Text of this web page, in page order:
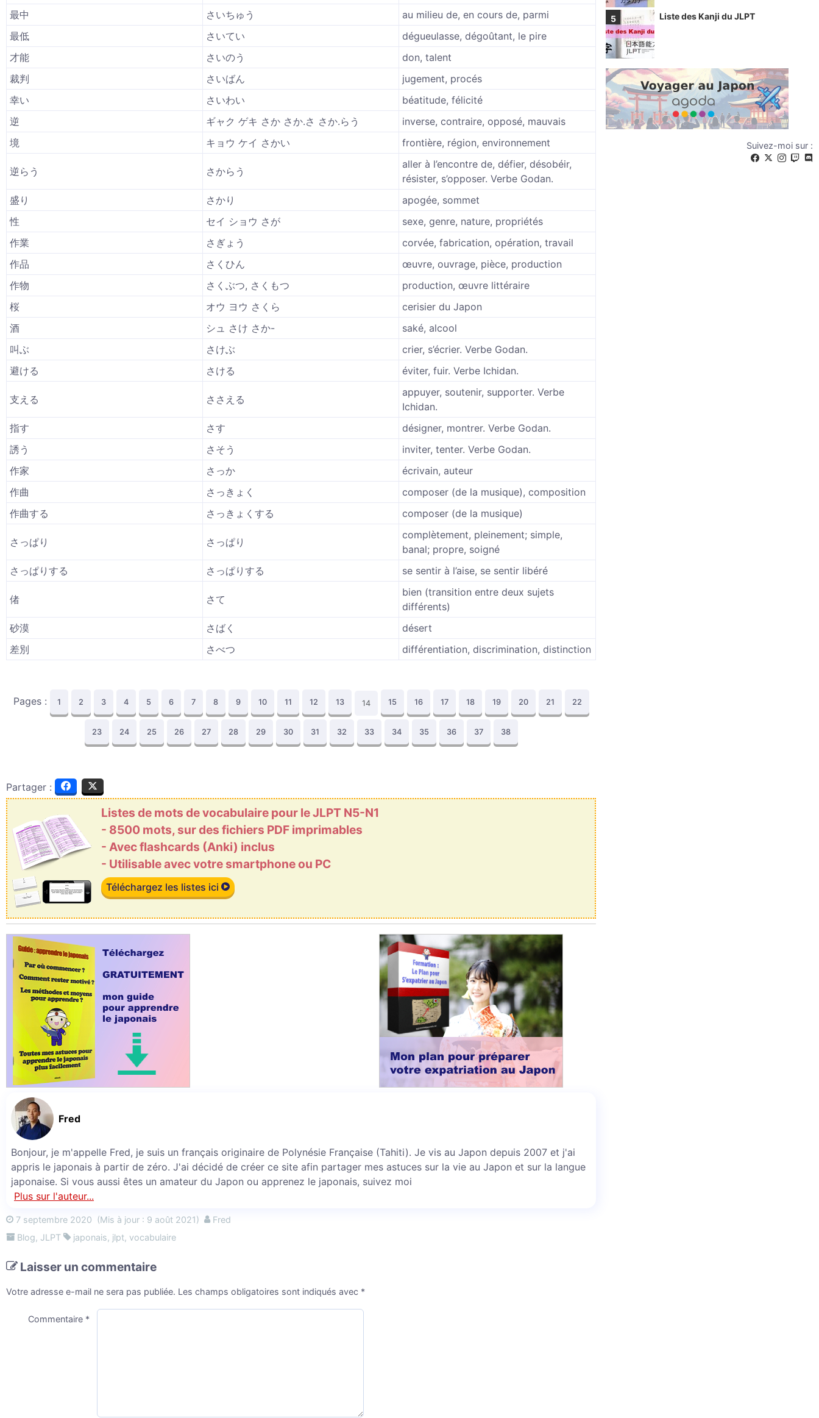
最中
さいちゅう
au milieu de, en cours de, parmi
最低
さいてい
dégueulasse, dégoûtant, le pire
才能
さいのう
don, talent
裁判
さいばん
jugement, procés
幸い
さいわい
béatitude, félicité
逆
ギャク ゲキ さか さか.さ さか.らう
inverse, contraire, opposé, mauvais
境
キョウ ケイ さかい frontière, région, environnement
逆らう さからう
aller à l’encontre de, défier, désobéir,
résister, s’opposer. Verbe Godan.
盛り
さかり
apogée, sommet
性
セイ ショウ さが
sexe, genre, nature, propriétés
作業
さぎょう
corvée, fabrication, opération, travail
作品
さくひん
œuvre, ouvrage, pièce, production
作物
さくぶつ, さくもつ
production, œuvre littéraire
桜
オウ ヨウ さくら
cerisier du Japon
酒
シュ さけ さか-
saké, alcool
叫ぶ
さけぶ
crier, s’écrier. Verbe Godan.
避ける
さける éviter, fuir. Verbe Ichidan.
支える ささえる
appuyer, soutenir, supporter. Verbe
Ichidan.
指す
さす
désigner, montrer. Verbe Godan.
誘う
さそう
inviter, tenter. Verbe Godan.
作家
さっか
écrivain, auteur
作曲
さっきょく
composer (de la musique), composition
作曲する
さっきょくする composer (de la musique)
さっぱり さっぱり
complètement, pleinement; simple,
banal; propre, soigné
さっぱりする
さっぱりする se sentir à l’aise, se sentir libéré
偖 さて
bien (transition entre deux sujets
différents)
砂漠
さばく
désert
差別
さべつ différentiation, discrimination, distinction
Pages : 1 2 3 4 5 6 7 8 9 10 11 12 13 14 15 16 17 18 19 20 21 22
23 24 25 26 27 28 29 30 31 32 33 34 35 36 37 38
Partager :
Listes de mots de vocabulaire pour le JLPT N5-N1
- 8500 mots, sur des fichiers PDF imprimables
- Avec flashcards (Anki) inclus
- Utilisable avec votre smartphone ou PC
Téléchargez les listes ici
Fred
Bonjour, je m'appelle Fred, je suis un français originaire de Polynésie Française (Tahiti). Je vis au Japon depuis 2007 et j'ai
appris le japonais à partir de zéro. J'ai décidé de créer ce site afin partager mes astuces sur la vie au Japon et sur la langue
japonaise. Si vous aussi êtes un amateur du Japon ou apprenez le japonais, suivez moi
Plus sur l'auteur...
7 septembre 2020 (Mis à jour : 9 août 2021)
Fred
Blog, JLPT japonais, jlpt, vocabulaire
Laisser un commentaire
Votre adresse e-mail ne sera pas publiée. Les champs obligatoires sont indiqués avec *
Commentaire *
Liste des Kanji du JLPT
Suivez-moi sur :